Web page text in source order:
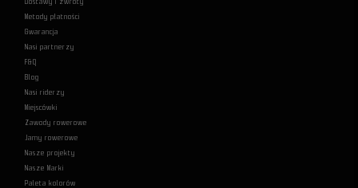
Dostawy i zwroty
Metody płatności
Gwarancja
Nasi partnerzy
F&Q
Blog
Nasi riderzy
Miejscówki
Zawody rowerowe
Jamy rowerowe
Nasze projekty
Nasze Marki
Paleta kolorów